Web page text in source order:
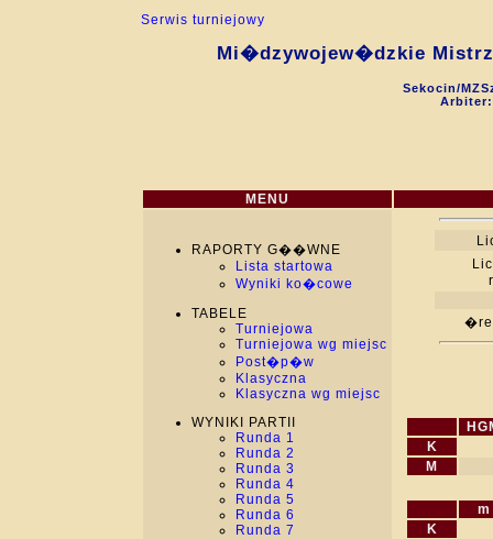
Serwis turniejowy
Mi�dzywojew�dzkie
Sekocin/
MENU
RAPORTY G��WNE
Lista startowa
Wyniki ko�cowe
TABELE
Turniejowa
Turniejowa wg miejsc
Post�p�w
Klasyczna
Klasyczna wg miejsc
WYNIKI PARTII
Runda 1
Runda 2
Runda 3
Runda 4
Runda 5
Runda 6
Runda 7
K
M
m
K